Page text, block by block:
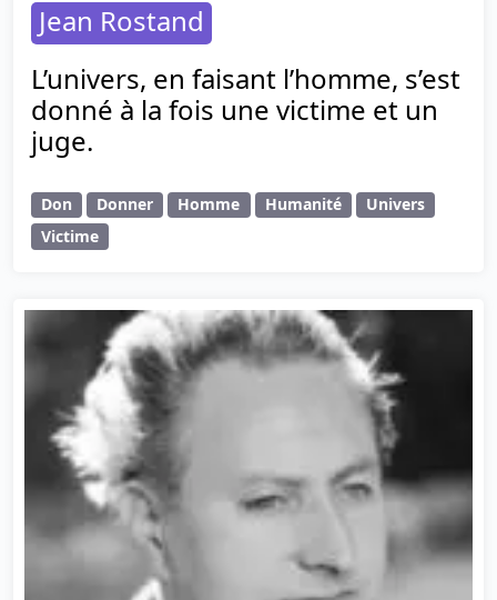
Jean Rostand
L’univers, en faisant l’homme, s’est
donné à la fois une victime et un
juge.
Don Donner Homme Humanité
Univers
Victime